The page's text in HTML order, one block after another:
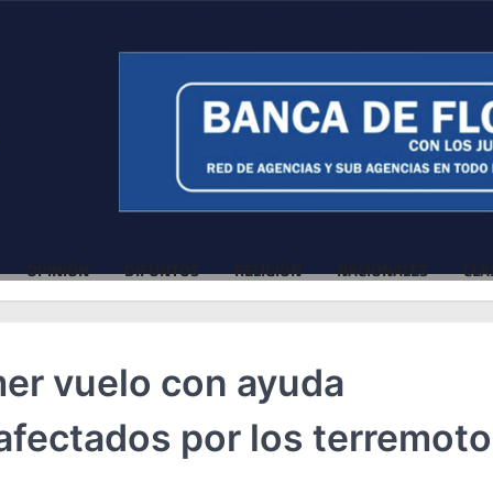
OPINIÓN DIFUNTOS RELIGIÓN NACIONALES
vuelo con ayuda
por los